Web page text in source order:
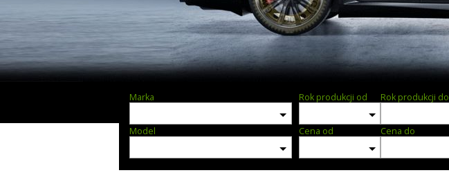
Marka
Model
Rok produkcji od Rok produkcji do
Cena od Cena do